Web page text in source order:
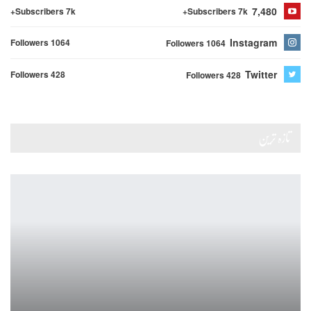
7,480
Subscribers 7k+
Subscribers 7k+
Instagram
Followers 1064
Followers 1064
Twitter
Followers 428
Followers 428